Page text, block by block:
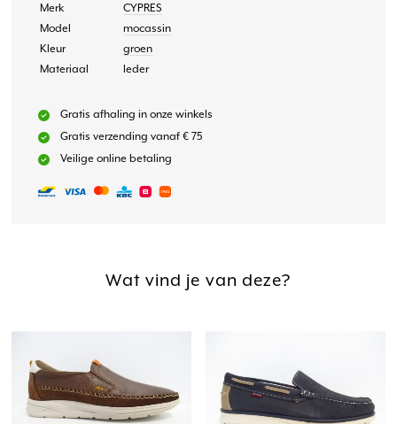
Merk
CYPRES
Model
mocassin
Kleur
groen
Materiaal
leder
Gratis afhaling in onze winkels
Gratis verzending vanaf € 75
Veilige online betaling
Wat vind je van deze?